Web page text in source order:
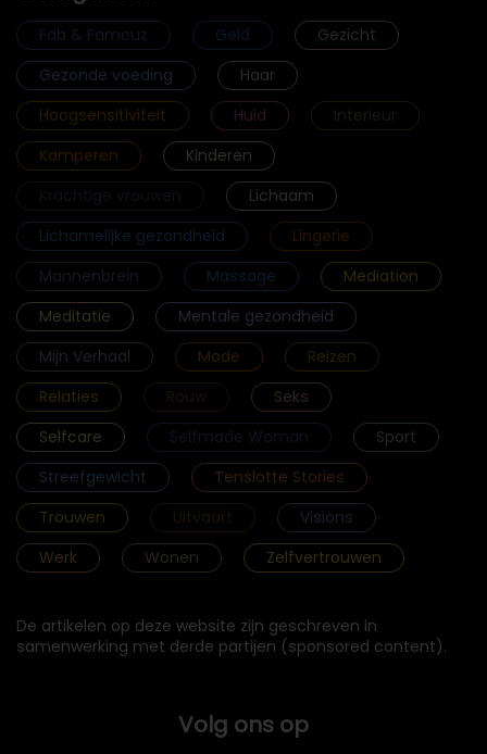
Fab & Famouz Geld
Gezicht
Gezonde voeding
Haar
Hoogsensitiviteit
Huid
Interieur
Kamperen
Kinderen
Lichaam
Lichamelijke gezondheid
Lingerie
Mannenbrein
Massage
Mediation
Meditatie
Mentale gezondheid
Mijn Verhaal
Mode
Reizen
Relaties
Rouw
Seks
Selfcare
Selfmade Woman
Sport
Streefgewicht
Tenslotte Stories
Trouwen
Uitvaart
Visions
Werk
Wonen Zelfvertrouwen
De artikelen op deze website zijn geschreven in
samenwerking met derde partijen (sponsored content).
Volg ons op